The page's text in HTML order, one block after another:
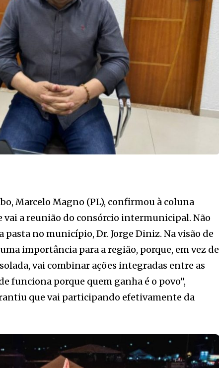
Marcelo Magno (PL), confirmou à coluna
vai a reunião do consórcio intermunicipal. Não
pasta no município, Dr. Jorge Diniz. Na visão de
importância para a região, porque, em vez de
vai combinar ações integradas entre as
funciona porque quem ganha é o povo”,
que vai participando efetivamente da